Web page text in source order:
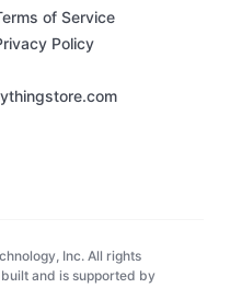
of Service
Policy
Inc. All rights
and is supported by